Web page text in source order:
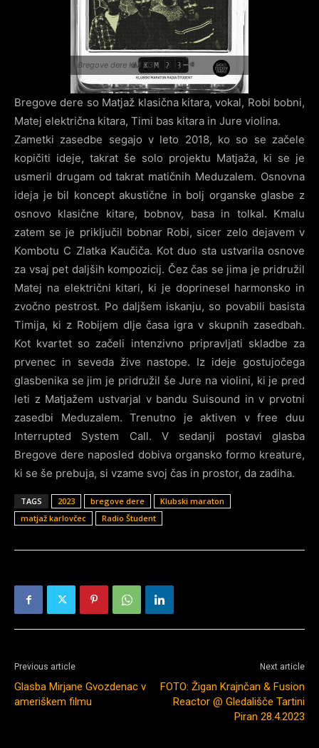
Bregove dere KM 23
Bregove dere so Matjaž klasična kitara, vokal, Robi bobni,
Matej električna kitara, Timi bas kitara in Jure violina.
Zametki zasedbe segajo v leto 2018, ko so se začele
kopičiti ideje, takrat še solo projektu Matjaža, ki se je
usmeril drugam od takrat matičnih Meduzalem. Osnovna
ideja je bil koncept akustične in bolj organske glasbe z
osnovo klasične kitare, bobnov, basa in tolkal. Kmalu
zatem se je priključil bobnar Robi, sicer zelo dejavem v
Kombotu C Zlatka Kaučiča. Kot duo sta ustvarila osnove
za vsaj pet daljših kompozicij. Čez čas se jima je pridružil
Matej na električni kitari, ki je doprinesel harmonsko in
zvočno pestrost. Po daljšem iskanju, so povabili basista
Timija, ki z Robijem dlje časa igra v skupnih zasedbah.
Kot kvartet so začeli intenzivno pripravljati skladbe za
prvenec in seveda žive nastope. Iz ideje gostujočega
glasbenika se jim je pridružil še Jure na violini, ki je pred
leti z Matjažem ustvarjal v bandu Suisound in v prvotni
zasedbi Meduzalem. Trenutno je aktiven v free duu
Interrupted System Call. V sedanji postavi glasba
Bregove dere naposled dobiva organsko formo kreature,
ki se še prebuja, si vzame svoj čas in prostor, da zadiha.
TAGS 2023 bregove dere
Klubski maraton
matjaž karlovčec
Radio Študent
Previous article
Glasba Mirjane Gvozdenac v
ameriškem filmu
Next article
FOTO: Žigan Krajnčan & Fusion
Reactor @ Gledališče Tartini
Piran 28.4.2023